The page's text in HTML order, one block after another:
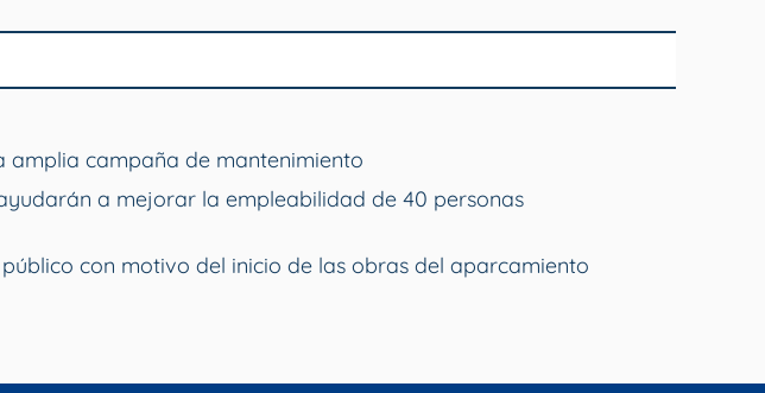
amplia campaña de mantenimiento
a mejorar la empleabilidad de 40 personas
con motivo del inicio de las obras del aparcamiento